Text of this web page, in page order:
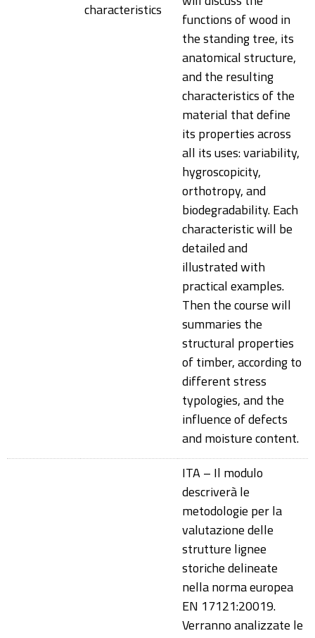
characteristics
functions of wood in
the standing tree, its
anatomical structure,
and the resulting
characteristics of the
material that define
its properties across
all its uses: variability,
hygroscopicity,
orthotropy, and
biodegradability. Each
characteristic will be
detailed and
illustrated with
practical examples.
Then the course will
summaries the
structural properties
of timber, according to
different stress
typologies, and the
influence of defects
and moisture content.
ITA – Il modulo
descriverà le
metodologie per la
valutazione delle
strutture lignee
storiche delineate
nella norma europea
EN 17121:20019.
Verranno analizzate le